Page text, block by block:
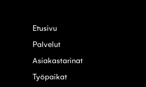
Etusivu
Palvelut
Asiakastarinat
Työpaikat